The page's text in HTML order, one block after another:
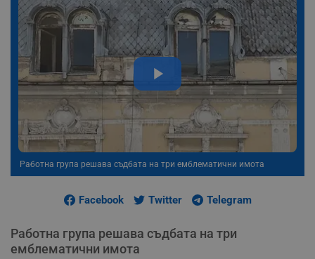
Работна група решава съдбата на три емблематични имота
Facebook Twitter Telegram
Работна група решава съдбата на три
емблематични имота